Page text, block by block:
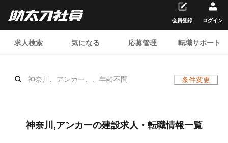
求人検索 気になる 応募管理 転職サポート
会員登録 ログイン
神奈川、アンカー、、年齢不問 条件変更
神奈川,アンカーの建設求人・転職情報一覧